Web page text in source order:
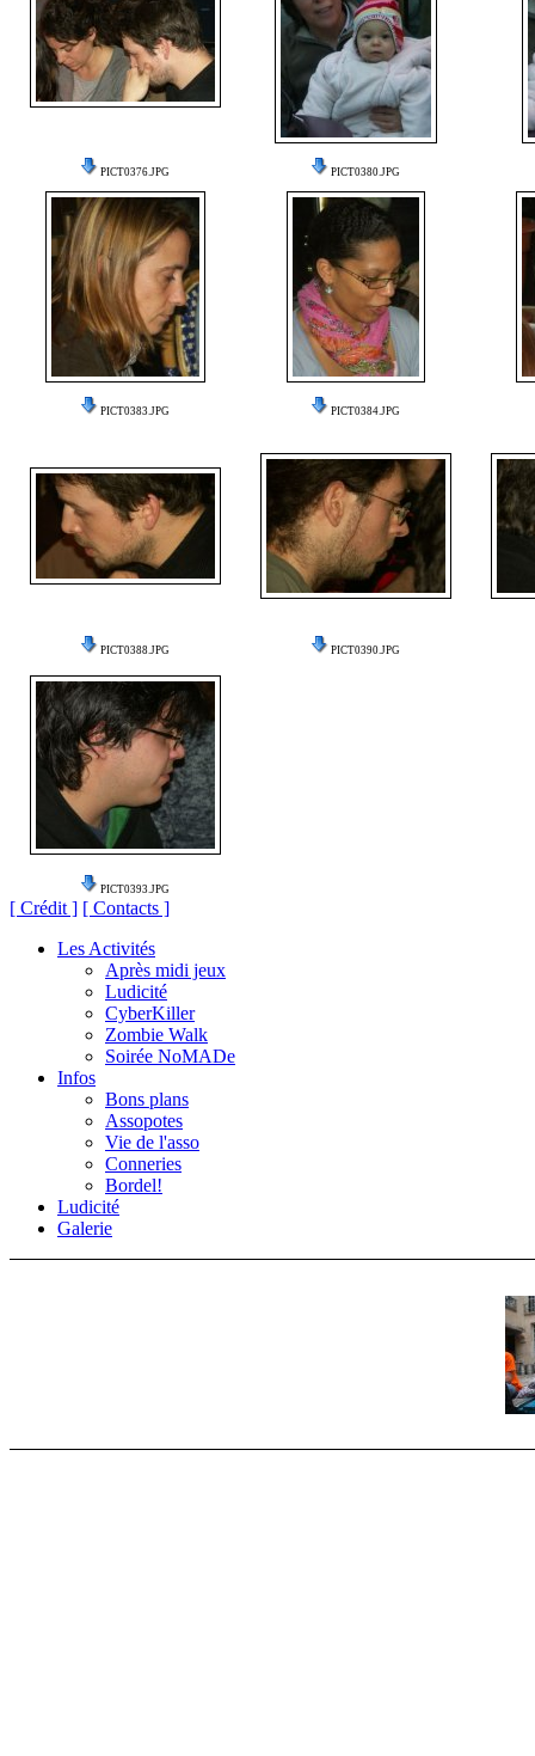
PICT0376.JPG PICT0380.JPG
PICT0383.JPG PICT0384.JPG
PICT0388.JPG PICT0390.JPG
PICT0393.JPG
[ Crédit ] [ Contacts ]
Les Activités
Après midi jeux
Ludicité
CyberKiller
Zombie Walk
Soirée NoMADe
Infos
Bons plans
Assopotes
Vie de l'asso
Conneries
Bordel!
Ludicité
Galerie